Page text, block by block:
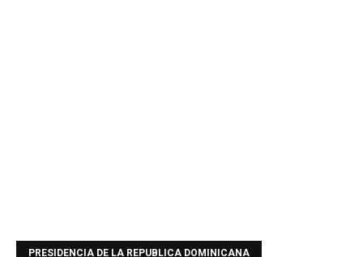
PRESIDENCIA DE LA REPUBLICA DOMINICANA